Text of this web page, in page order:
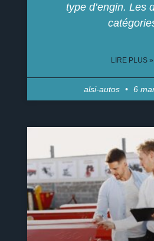
type d’engin. Les
LIRE PLUS »
alsi-autos 6